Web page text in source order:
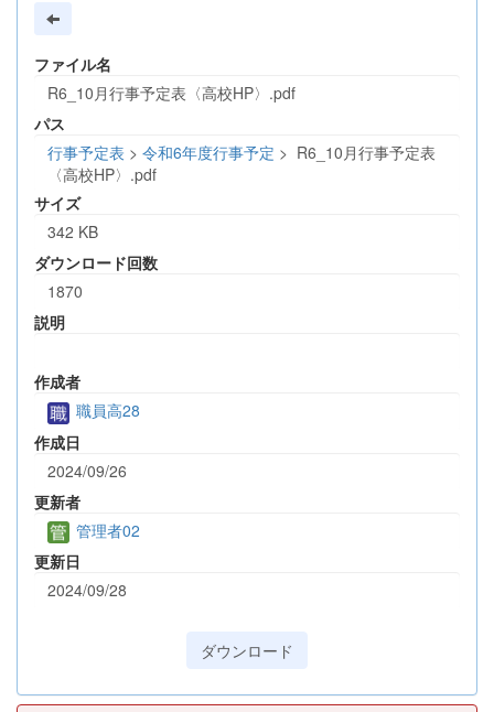
ファイル名
R6_10月行事予定表〈高校HP〉.pdf
パス
行事予定表 > 令和6年度行事予定 > R6_10月行事予定表
〈高校HP〉.pdf
サイズ
342 KB
ダウンロード回数
1870
説明
作成者
職員高28
作成日
2024/09/26
更新者
管理者02
更新日
2024/09/28
ダウンロード